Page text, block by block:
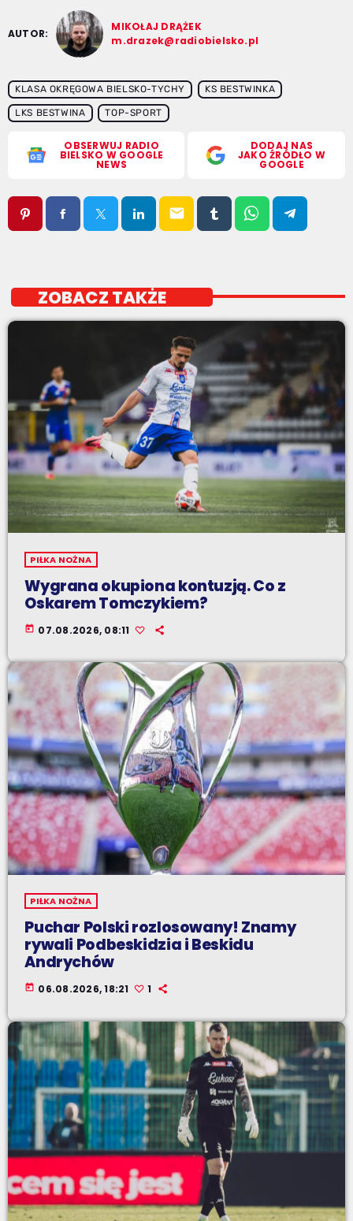
AUTOR:
MIKOŁAJ DRĄŻEK
m.drazek@radiobielsko.pl
KLASA OKRĘGOWA BIELSKO-TYCHY KS BESTWINKA
LKS BESTWINA TOP-SPORT
OBSERWUJ RADIO
BIELSKO W GOOGLE
NEWS
DODAJ NAS
JAKO ŹRÓDŁO W
GOOGLE
email
ZOBACZ TAKŻE
PIŁKA NOŻNA
Wygrana okupiona kontuzją. Co z
Oskarem Tomczykiem?
today 07.08.2026, 08:11
PIŁKA NOŻNA
Puchar Polski rozlosowany! Znamy
rywali Podbeskidzia i Beskidu
Andrychów
today 06.08.2026, 18:21 1